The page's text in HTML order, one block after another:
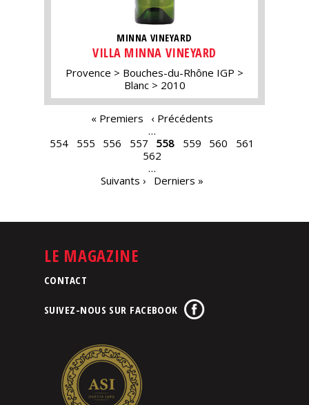
MINNA VINEYARD
VILLA MINNA VINEYARD
Provence
Bouches-du-Rhône IGP
Blanc
2010
« Premiers
‹ Précédents
…
554
555 556 557 558 559 560
561
562
…
Suivants ›
Derniers »
LE MAGAZINE
CONTACT
SUIVEZ-NOUS SUR FACEBOOK